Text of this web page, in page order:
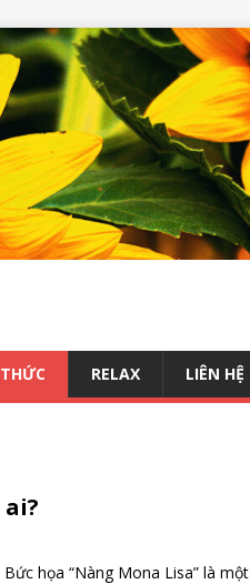
RELAX LIÊN HỆ
họa “Nàng Mona Lisa” là một